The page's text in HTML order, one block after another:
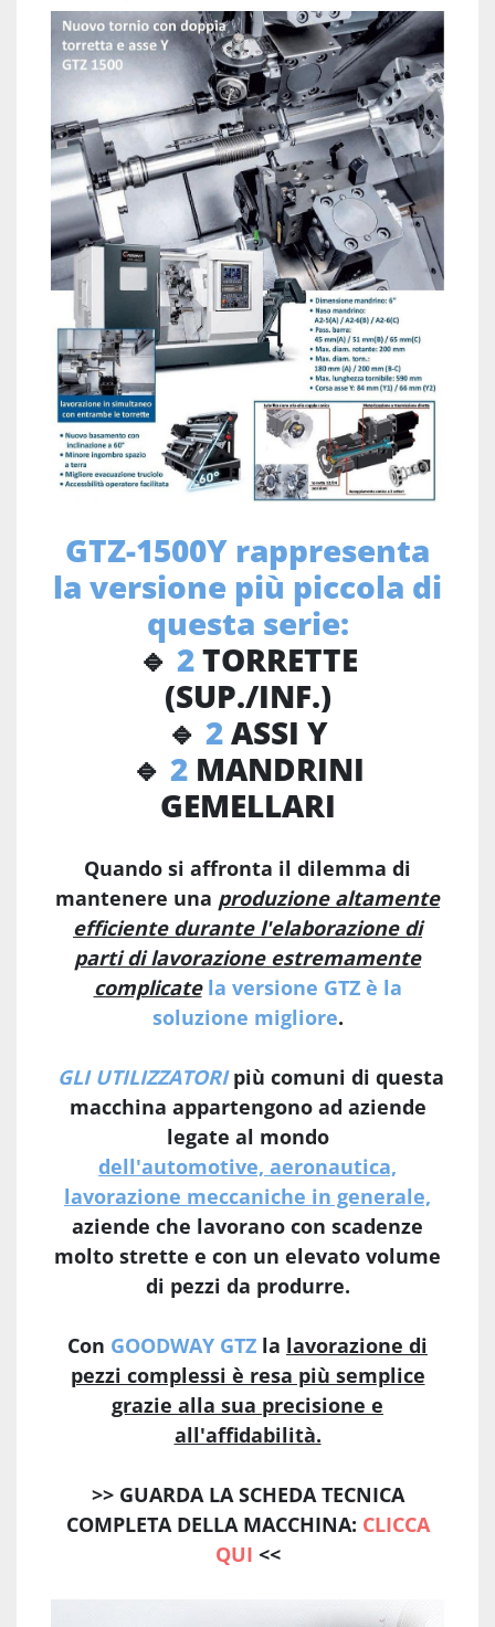
GTZ-1500Y rappresenta
la versione più piccola di
questa serie:
🔹 2TORRETTE
(SUP./INF.)
🔹 2ASSI Y
🔹 2MANDRINI
GEMELLARI
Quando si affronta il dilemma di
mantenere una produzione altamente
efficiente durante l'elaborazione di
parti di lavorazione estremamente
complicate la versione GTZ è la
soluzione migliore.
GLI UTILIZZATORIpiù comuni di questa
macchina appartengono ad aziende
legate al mondo
dell'automotive, aeronautica,
lavorazione meccaniche in generale,
aziende che lavorano con scadenze
molto strette e con un elevato volume
di pezzi da produrre.
Con GOODWAY GTZ la lavorazione di
pezzi complessi è resa più semplice
grazie alla sua precisione e
all'affidabilità.
>> GUARDA LA SCHEDA TECNICA
COMPLETA DELLA MACCHINA: CLICCA
QUI <<